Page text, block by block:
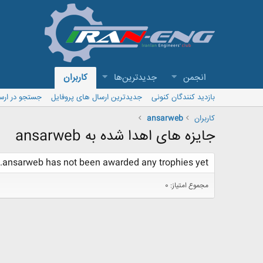
انجمن جدیدترین‌ها کاربران
بازدید کنندگان کنونی جدیدترین ارسال های پروفایل
جستجو در
کاربران
ansarweb
جایزه های اهدا شده به ansarweb
ansarweb has not been awarded any trophies yet.
مجموع امتیاز: 0